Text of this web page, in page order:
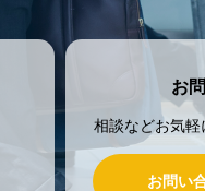
お
相談などお気
お問い